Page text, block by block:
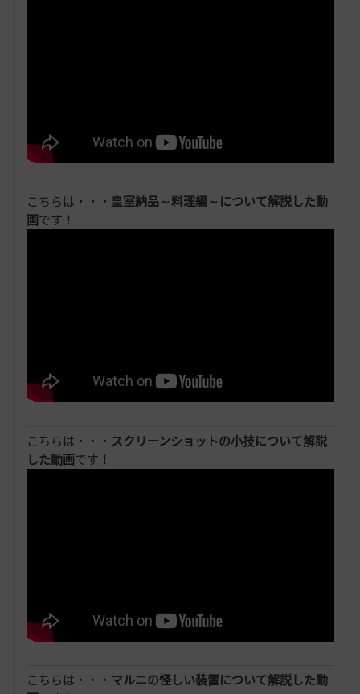
こちらは・・・ 皇室納品～料理編～について解説した動
画です！
こちらは・・・ スクリーンショットの小技について解説
した動画です！
こちらは・・・ マルニの怪しい装置について解説した動